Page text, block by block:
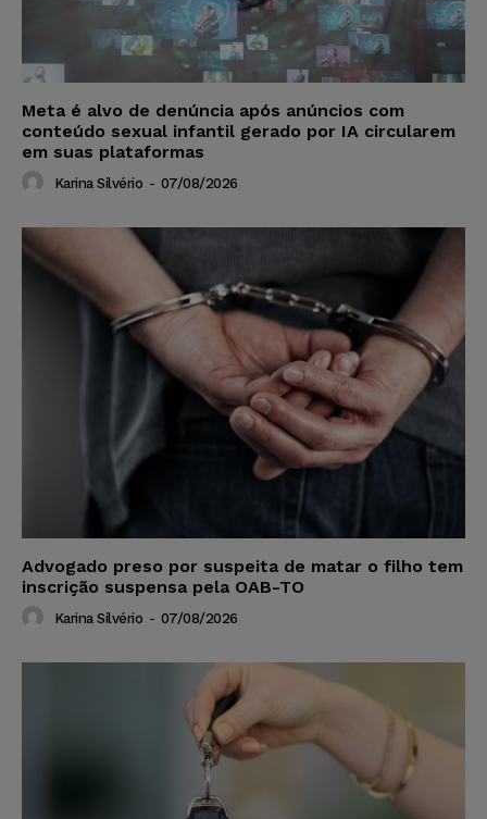
Meta é alvo de denúncia após anúncios com
conteúdo sexual infantil gerado por IA circularem
em suas plataformas
Karina Silvério - 07/08/2026
Advogado preso por suspeita de matar o filho tem
inscrição suspensa pela OAB-TO
Karina Silvério - 07/08/2026